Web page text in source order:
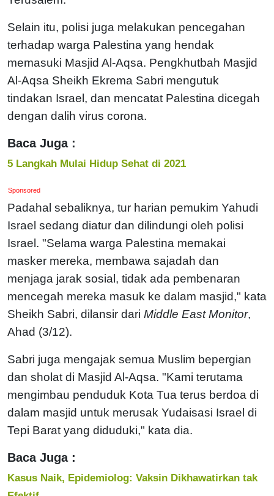
Selain itu, polisi juga melakukan pencegahan
terhadap warga Palestina yang hendak
memasuki Masjid Al-Aqsa. Pengkhutbah Masjid
Al-Aqsa Sheikh Ekrema Sabri mengutuk
tindakan Israel, dan mencatat Palestina dicegah
dengan dalih virus corona.
Baca Juga :
5 Langkah Mulai Hidup Sehat di 2021
Sponsored
Padahal sebaliknya, tur harian pemukim Yahudi
Israel sedang diatur dan dilindungi oleh polisi
Israel. "Selama warga Palestina memakai
masker mereka, membawa sajadah dan
menjaga jarak sosial, tidak ada pembenaran
mencegah mereka masuk ke dalam masjid," kata
Sheikh Sabri, dilansir dari Middle East Monitor,
Ahad (3/12).
Sabri juga mengajak semua Muslim bepergian
dan sholat di Masjid Al-Aqsa. "Kami terutama
mengimbau penduduk Kota Tua terus berdoa di
dalam masjid untuk merusak Yudaisasi Israel di
Tepi Barat yang diduduki," kata dia.
Baca Juga :
Kasus Naik, Epidemiolog: Vaksin Dikhawatirkan tak